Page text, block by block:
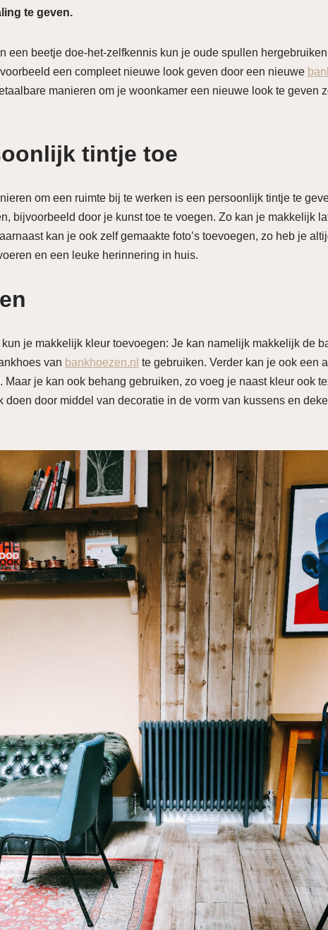
te geven.
een beetje doe-het-zelfkennis kun je oude spullen
een compleet nieuwe look geven door een nieuwe
manieren om je woonkamer een nieuwe look te geven
tintje toe
om een ruimte bij te werken is een persoonlijk tintje te
bijvoorbeeld door je kunst toe te voegen. Zo kan je makkelijk
kan je ook zelf gemaakte foto’s toevoegen, zo heb je
en een leuke herinnering in huis.
je makkelijk kleur toevoegen: Je kan namelijk makkelijk de
van bankhoezen.nl te gebruiken. Verder kan je ook een
je kan ook behang gebruiken, zo voeg je naast kleur ook
doen door middel van decoratie in de vorm van kussens en